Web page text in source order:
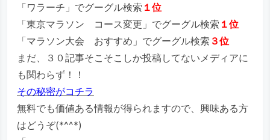
「ワラーチ」でグーグル検索 １位
「東京マラソン コース変更」でグーグル検索 １位
「マラソン大会 おすすめ」でグーグル検索 ３位
まだ、３０記事そこそこしか投稿してないメディアに
も関わらず！！
その秘密がコチラ
無料でも価値ある情報が得られますので、興味ある方
はどうぞ(*^^*)